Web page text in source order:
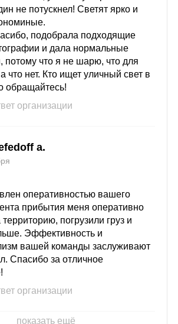
не потускнел! Светят ярко и
подобрала подходящие
и дала нормальные
потому что я не шарю, что для
что нет. Кто ищет уличный свет в
обращайтесь!
организации
a.
оперативностью вашего
прибытия меня оперативно
погрузили груз и
Эффективность и
вашей команды заслуживают
Спасибо за отличное
организации
показать ещё